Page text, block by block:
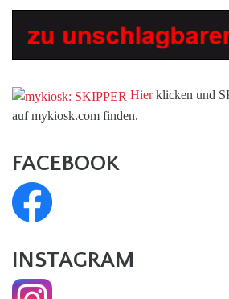
Hierklicken und
auf mykiosk.com finden.
FACEBOOK
INSTAGRAM